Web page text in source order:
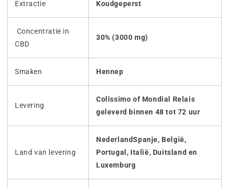
Extractie Koudgeperst
Concentratie in
CBD
30% (3000 mg)
Smaken Hennep
Levering
Colissimo of Mondial Relais
geleverd binnen 48 tot 72 uur
Land van levering
NederlandSpanje, België,
Portugal, Italië, Duitsland en
Luxemburg